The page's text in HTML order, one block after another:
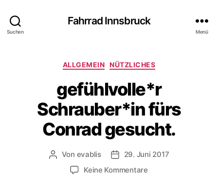
Suchen
Fahrrad Innsbruck
Menü
K
t
e
g
o
r
i
e
n
ALLGEMEIN NÜTZLICHES
gefühlvolle*r
Schrauber*in fürs
Conrad gesucht.
B Von evablis
B 29. Juni 2017
Keine Kommentarez